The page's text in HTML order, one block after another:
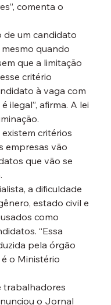
comenta o
de um candidato
quando
que a limitação
critério
à vaga com
ilegal”, afirma. A lei
critérios
empresas vão
que vão se
a dificuldade
estado civil e
como
“Essa
pela órgão
o Ministério
trabalhadores
o Jornal